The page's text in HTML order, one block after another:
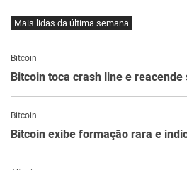
Mais lidas da última semana
Bitcoin
Bitcoin toca crash line e reacende
Bitcoin
Bitcoin exibe formação rara e